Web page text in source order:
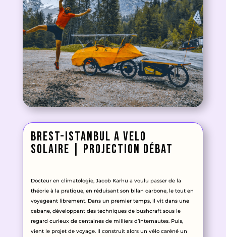
Brest-Istanbul a velo
solaire | projection débat
Docteur en climatologie, Jacob Karhu a voulu passer de la
théorie à la pratique, en réduisant son bilan carbone, le tout en
voyageant librement. Dans un premier temps, il vit dans une
cabane, développant des techniques de bushcraft sous le
regard curieux de centaines de milliers d’internautes. Puis,
vient le projet de voyage. Il construit alors un vélo caréné un